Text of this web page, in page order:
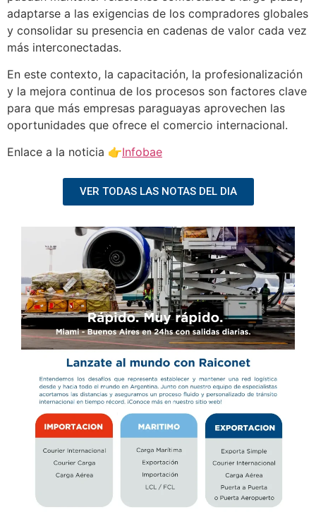
adaptarse a las exigencias de los compradores globales
y consolidar su presencia en cadenas de valor cada vez
más interconectadas.
En este contexto, la capacitación, la profesionalización
y la mejora continua de los procesos son factores clave
para que más empresas paraguayas aprovechen las
oportunidades que ofrece el comercio internacional.
Enlace a la noticia 👉Infobae
VER TODAS LAS NOTAS DEL DIA